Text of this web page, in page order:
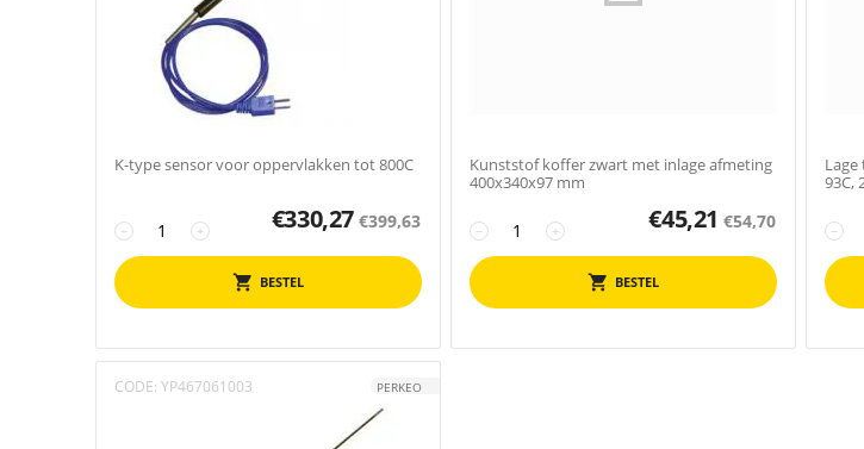
K-type sensor voor oppervlakken tot 800C
+
− €330,27 €399,63
BESTEL
Kunststof koffer zwart met inlage afmeting
400x340x97 mm
+
− €45,21 €54,70
BESTEL
93C,
−
CODE: YP467061003 PERKEO